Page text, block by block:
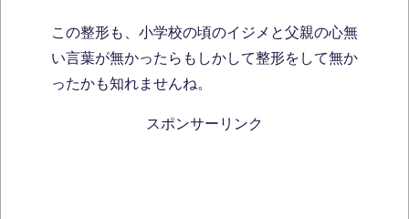
この整形も、小学校の頃のイジメと父親の心無
い言葉が無かったらもしかして整形をして無か
ったかも知れませんね。
スポンサーリンク